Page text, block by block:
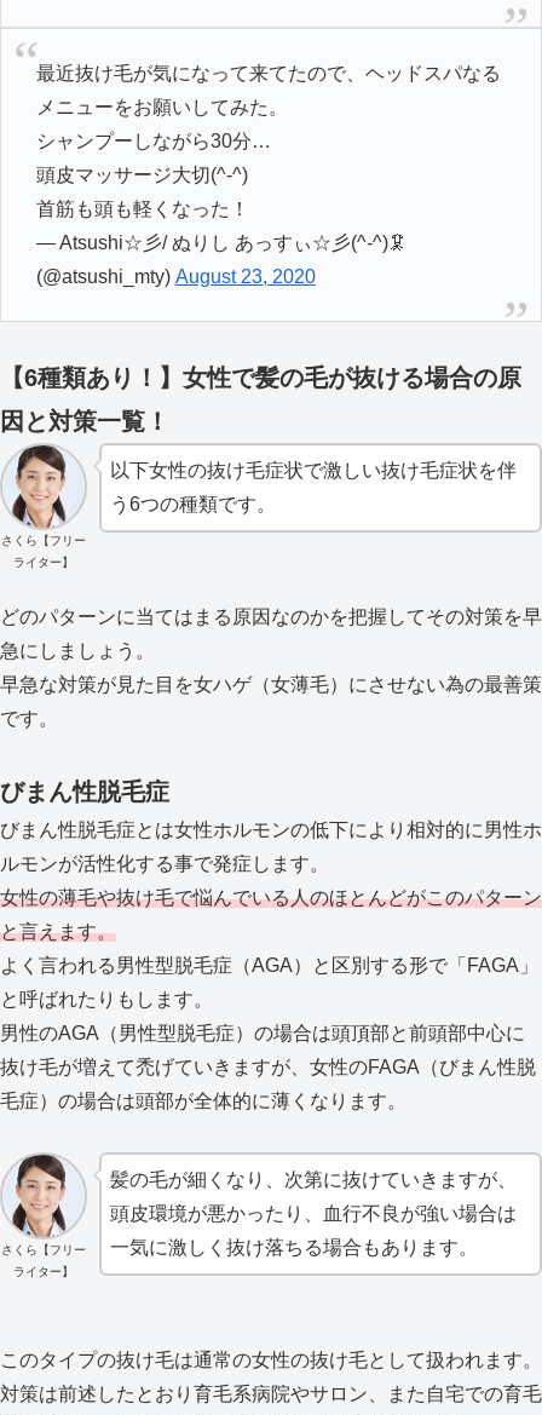
最近抜け毛が気になって来てたので、ヘッドスパなる
メニューをお願いしてみた。
シャンプーしながら30分…
頭皮マッサージ大切(^-^)
首筋も頭も軽くなった！
— Atsushi☆彡/ ぬりし あっすぃ☆彡(^-^)🦑
(@atsushi_mty) August 23, 2020
【6種類あり！】女性で髪の毛が抜ける場合の原
因と対策一覧！
さくら【フリー
ライター】
以下女性の抜け毛症状で激しい抜け毛症状を伴
う6つの種類です。
どのパターンに当てはまる原因なのかを把握してその対策を早
急にしましょう。
早急な対策が見た目を女ハゲ（女薄毛）にさせない為の最善策
です。
びまん性脱毛症
びまん性脱毛症とは女性ホルモンの低下により相対的に男性ホ
ルモンが活性化する事で発症します。
女性の薄毛や抜け毛で悩んでいる人のほとんどがこのパターン
と言えます。
よく言われる男性型脱毛症（AGA）と区別する形で「FAGA」
と呼ばれたりもします。
男性のAGA（男性型脱毛症）の場合は頭頂部と前頭部中心に
抜け毛が増えて禿げていきますが、女性のFAGA（びまん性脱
毛症）の場合は頭部が全体的に薄くなります。
さくら【フリー
ライター】
髪の毛が細くなり、次第に抜けていきますが、
頭皮環境が悪かったり、血行不良が強い場合は
一気に激しく抜け落ちる場合もあります。
このタイプの抜け毛は通常の女性の抜け毛として扱われます。
対策は前述したとおり育毛系病院やサロン、また自宅での育毛